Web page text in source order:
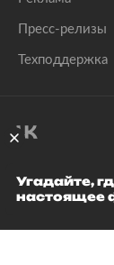
Пресс-релизы
Техподдержка
Угадайте,
настоящее